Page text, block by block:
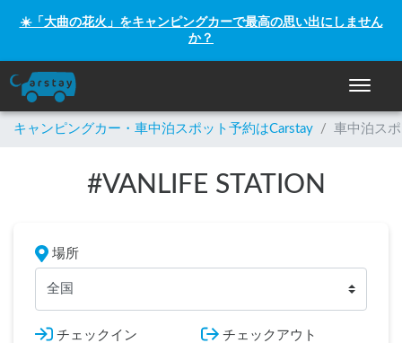
☀️「大曲の花火」をキャンピングカーで最高の思い出にしません
か？
ナビゲ
キャンピングカー・車中泊スポット予約はCarstay / 車中泊ス
#VANLIFE STATION
場所
全国
チェックイン チェックアウト